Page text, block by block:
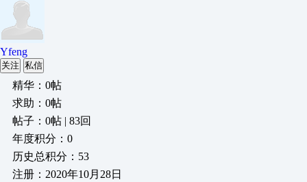
Yfeng
关注 私信
精华：0帖
求助：0帖
帖子：0帖 | 83回
年度积分：0
历史总积分：53
注册：2020年10月28日